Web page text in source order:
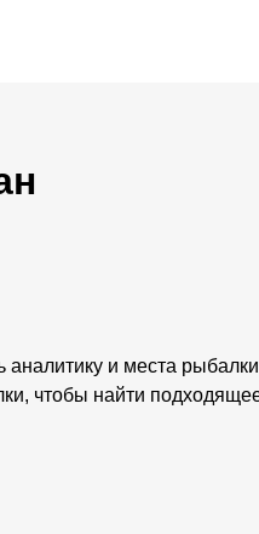
аналитику и места
чтобы найти